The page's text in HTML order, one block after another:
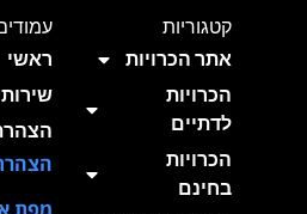
קטגוריות
אתר הכרויות
הכרויות
לדתיים
הכרויות
בחינם
ראשי